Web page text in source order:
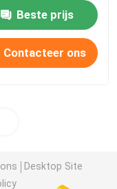
Beste prijs
Contacteer ons
Desktop Site